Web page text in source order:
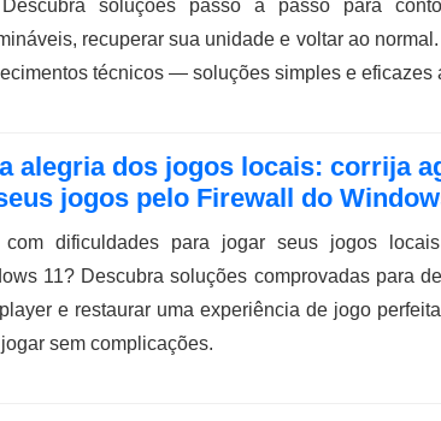
soluções passo a passo para
recuperar sua unidade e voltar ao
técnicos — soluções simples e eficazes
alegria dos jogos locais: corrija
jogos pelo Firewall do
com dificuldades para jogar seus jogos
11? Descubra soluções comprovadas para
e restaurar uma experiência de jogo
sem complicações.